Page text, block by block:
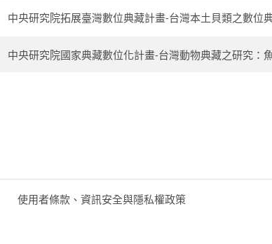
中央研究院拓展臺灣數位典藏計畫-台灣本土貝類之數位
中央研究院國家典藏數位化計畫-台灣動物典藏之研究：
使用者條款、資訊安全與隱私權政策